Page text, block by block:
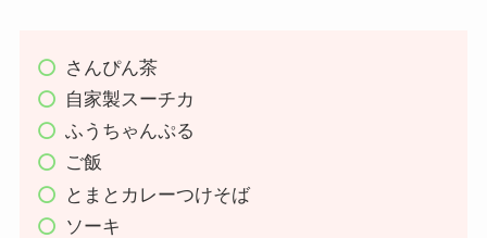
さんぴん茶
自家製スーチカ
ふうちゃんぷる
ご飯
とまとカレーつけそば
ソーキ